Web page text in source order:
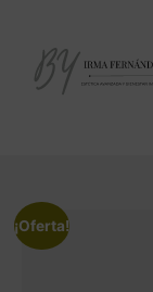
¡Oferta!